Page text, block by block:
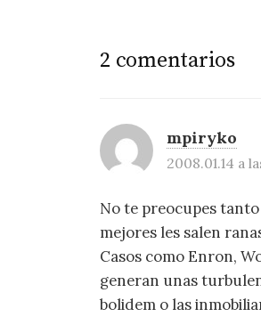
2 comentarios
mpiryko
2008.01.14 a
No te preocupes
mejores les salen
Casos como Enron,
generan unas
bolidem o las